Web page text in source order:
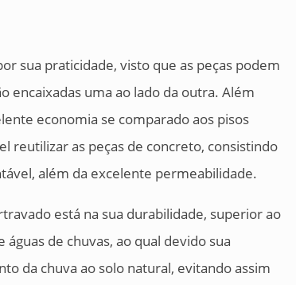
sua praticidade, visto que as peças podem
encaixadas uma ao lado da outra. Além
economia se comparado aos pisos
reutilizar as peças de concreto, consistindo
além da excelente permeabilidade.
está na sua durabilidade, superior ao
de chuvas, ao qual devido sua
da chuva ao solo natural, evitando assim